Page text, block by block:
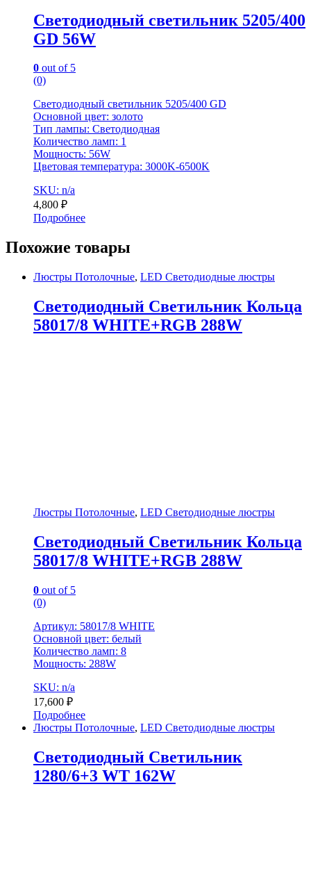
Светодиодный светильник 5205/400
GD 56W
0 out of 5
(0)
Светодиодный светильник 5205/400 GD
Основной цвет: золото
Тип лампы: Светодиодная
Количество ламп: 1
Мощность: 56W
Цветовая температура: 3000K-6500K
SKU: n/a
4,800 ₽
Подробнее
Похожие товары
Люстры Потолочные, LED Светодиодные люстры
Светодиодный Светильник Кольца
58017/8 WHITE+RGB 288W
Люстры Потолочные, LED Светодиодные люстры
Светодиодный Светильник Кольца
58017/8 WHITE+RGB 288W
0 out of 5
(0)
Артикул: 58017/8 WHITE
Основной цвет: белый
Количество ламп: 8
Мощность: 288W
SKU: n/a
17,600 ₽
Подробнее
Люстры Потолочные, LED Светодиодные люстры
Светодиодный Светильник
1280/6+3 WT 162W